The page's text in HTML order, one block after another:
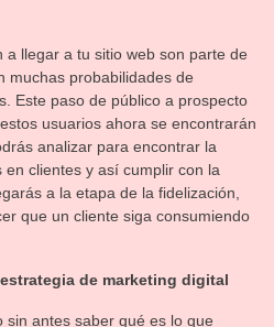
a llegar a tu sitio web son parte de
muchas probabilidades de
Este paso de público a prospecto
usuarios ahora se encontrarán
analizar para encontrar la
clientes y así cumplir con la
a la etapa de la fidelización,
que un cliente siga consumiendo
de marketing digital
sin antes saber qué es lo que